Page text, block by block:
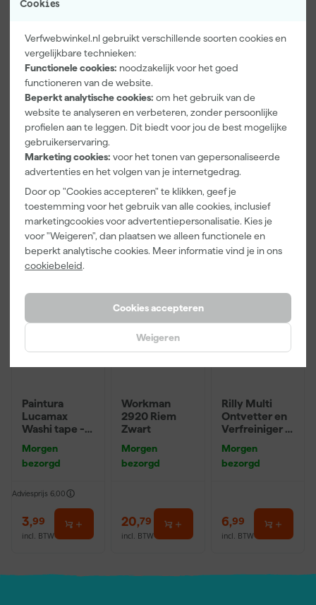
Cookies
Verfwebwinkel.nl gebruikt verschillende soorten cookies en
vergelijkbare technieken:
Functionele cookies: noodzakelijk voor het goed
functioneren van de website.
Beperkt analytische cookies: om het gebruik van de
website te analyseren en verbeteren, zonder persoonlijke
profielen aan te leggen. Dit biedt voor jou de best mogelijke
gebruikerservaring.
Marketing cookies: voor het tonen van gepersonaliseerde
advertenties en het volgen van je internetgedrag.
Door op "Cookies accepteren" te klikken, geef je
toestemming voor het gebruik van alle cookies, inclusief
marketingcookies voor advertentiepersonalisatie. Kies je
voor "Weigeren", dan plaatsen we alleen functionele en
beperkt analytische cookies. Meer informatie vind je in ons
cookiebeleid.
Cookies accepteren
Weigeren
lagen en bevat elastaan, waardoor de halslijn mooi blijft aansluiten
‘twin stitching’, wat zorgt voor extra versteviging op de plekken
waar je dat het meest nodig hebt. Ideaal voor wie vaak actief
bezig is en graag kiest voor een shirt dat tegen een stootje kan.
Kenmerken
Geslacht
Maat
Materiaal Katoen
Pasvorm Slim Fit
Type werkkleding T-Shirt
Vaak gekocht met
Paintura
Lucamax
Washi tape -
Morgen
bezorgd
Adviesprijs 6,00
3,99
incl. BTW
Workman
2920 Riem
Zwart
Morgen
bezorgd
20,79
incl. BTW
Onze Top 10
Rilly Multi
Ontvetter en
Verfreiniger –
Morgen
bezorgd
6,99
incl. BTW